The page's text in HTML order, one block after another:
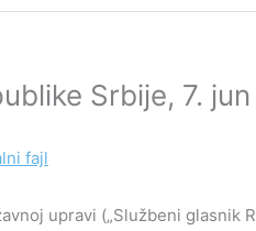
Srbije, 7.
fajl
upravi („Službeni glasnik